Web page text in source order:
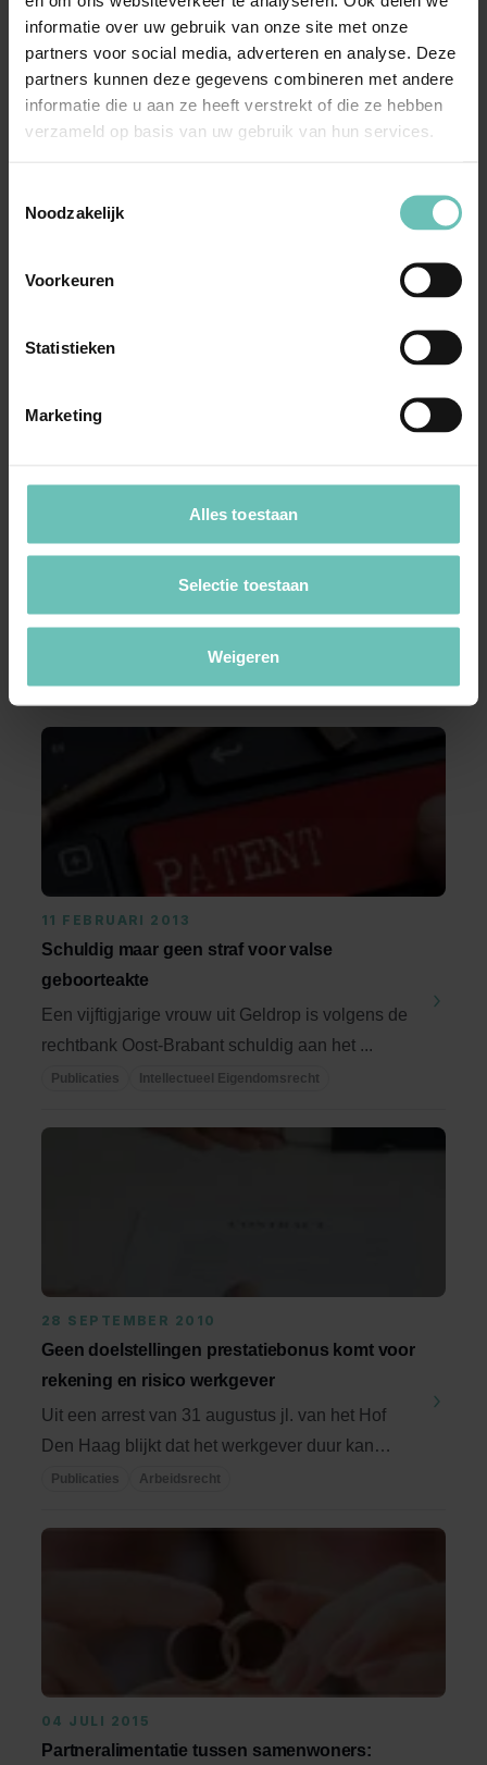
informatie over uw gebruik van onze site met onze
partners voor social media, adverteren en analyse. Deze
partners kunnen deze gegevens combineren met andere
informatie die u aan ze heeft verstrekt of die ze hebben
verzameld op basis van uw gebruik van hun services.
Noodzakelijk
Voorkeuren
Statistieken
Marketing
Alles toestaan
Selectie toestaan
Weigeren
product of wenst u een andere partij aan te spreken?
Neem dan gerust contact op metRanee van der
Straaten
Floris de Vriend
Meer nieuws
Spoofing van jouw website; wat is het en wat
kan je ertegen doen?
Internetoplichting komt steeds vaker voor. Zowel
11 FEBRUARI 2013
Schuldig maar geen straf voor valse
geboorteakte
Een vijftigjarige vrouw uit Geldrop is volgens de
rechtbank Oost-Brabant schuldig aan het ...
Publicaties Intellectueel Eigendomsrecht
28 SEPTEMBER 2010
Geen doelstellingen prestatiebonus komt voor
rekening en risico werkgever
Uit een arrest van 31 augustus jl. van het Hof
Den Haag blijkt dat het werkgever duur kan
komen te ...
Publicaties Arbeidsrecht
04 JULI 2015
Partneralimentatie tussen samenwoners: